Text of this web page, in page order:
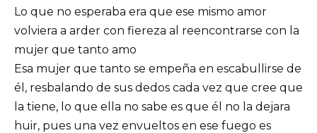
Lo que no esperaba era que ese mismo amor
volviera a arder con fiereza al reencontrarse con la
mujer que tanto amo
Esa mujer que tanto se empeña en escabullirse de
él, resbalando de sus dedos cada vez que cree que
la tiene, lo que ella no sabe es que él no la dejara
huir, pues una vez envueltos en ese fuego es